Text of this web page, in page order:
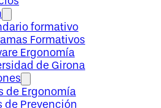
formativo
Formativos
Ergonomía
de Girona
de Ergonomía
de Prevención